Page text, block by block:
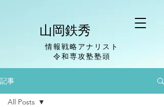
山岡鉄秀
情報戦略アナリスト
​令和専攻塾塾頭
記事
All Posts